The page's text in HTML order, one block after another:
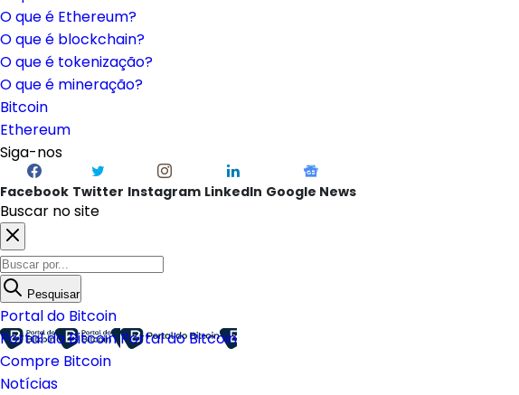
O que é Ethereum?
O que é blockchain?
O que é tokenização?
O que é mineração?
Bitcoin
Ethereum
Siga-nos
Facebook Twitter Instagram LinkedIn Google News
Buscar no site
Pesquisar
Portal do Bitcoin
Portal do BitcoinPortal do Bitcoin
Compre Bitcoin
Notícias